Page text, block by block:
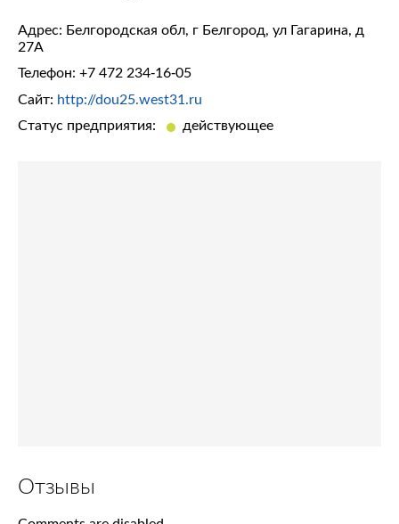
Адрес: Белгородская обл, г Белгород, ул Гагарина, д
27А
Телефон: +7 472 234-16-05
Сайт: http://dou25.west31.ru
Статус предприятия:
действующее
Отзывы